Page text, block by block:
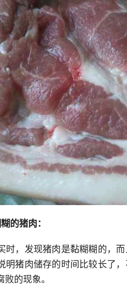
的猪肉：
时，发现猪肉是黏糊糊的，
明猪肉储存的时间比较长了
的现象。